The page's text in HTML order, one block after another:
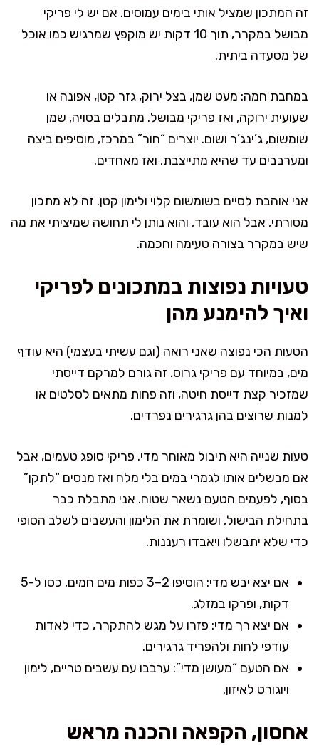
זה המתכון שמציל אותי בימים עמוסים. אם יש לי פריקי
מבושל במקרר, תוך 10 דקות יש מוקפץ שמרגיש כמו אוכל
של מסעדה ביתית.
במחבת חמה: מעט שמן, בצל ירוק, גזר קטן, אפונה או
שעועית ירוקה, ואז פריקי מבושל. מתבלים בסויה, שמן
שומשום, ג’ינג’ר ושום. יוצרים “חור” במרכז, מוסיפים ביצה
ומערבבים עד שהיא מתייצבת, ואז מאחדים.
אני אוהבת לסיים בשומשום קלוי ולימון קטן. זה לא מתכון
מסורתי, אבל הוא עובד, והוא נותן לי תחושה שמיציתי את מה
שיש במקרר בצורה טעימה וחכמה.
טעויות נפוצות במתכונים לפריקי
ואיך להימנע מהן
הטעות הכי נפוצה שאני רואה (וגם עשיתי בעצמי) היא עודף
מים, במיוחד עם פריקי גרוס. זה גורם למרקם דייסתי
שמזכיר קצת דייסת חיטה, וזה פחות מתאים לסלטים או
למנות שרוצים בהן גרגירים נפרדים.
טעות שנייה היא תיבול מאוחר מדי. פריקי סופג טעמים, אבל
אם מבשלים אותו לגמרי במים בלי מלח ואז מנסים “לתקן”
בסוף, לפעמים הטעם נשאר שטוח. אני מתבלת כבר
בתחילת הבישול, ושומרת את הלימון והעשבים לשלב הסופי
כדי שלא יתבשלו ויאבדו רעננות.
אם יצא יבש מדי: הוסיפו 2–3 כפות מים חמים, כסו ל-5
דקות, ופרקו במזלג.
אם יצא רך מדי: פזרו על מגש להתקרר, כדי לאדות
עודפי לחות ולהפריד גרגירים.
אם הטעם “מעושן מדי”: ערבבו עם עשבים טריים, לימון
ויוגורט לאיזון.
אחסון, הקפאה והכנה מראש